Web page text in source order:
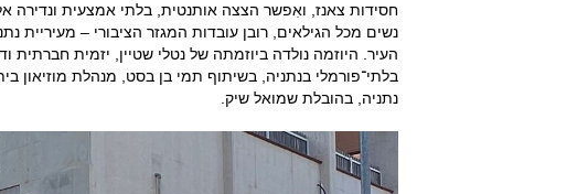
נשים מכל הגילאים, רובן עובדות המגזר הציבורי – מעיריית
העיר. היוזמה נולדה ביוזמתה של נטלי שטיין, יזמית חברתית
בלתי־פורמלי בנתניה, בשיתוף תמי בן בסט, מנהלת
נתניה, בהובלת שמואל שיק.